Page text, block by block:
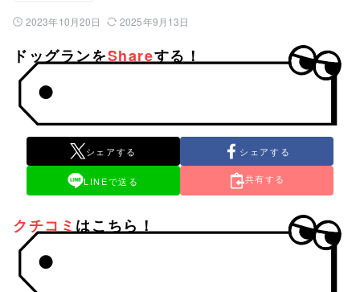
公開日：
2023年10月20日 最終更新日：
2025年9月13日
ドッグランをShareする！
シェアする シェアする
LINEで送る 共有する
クチコミ はこちら！